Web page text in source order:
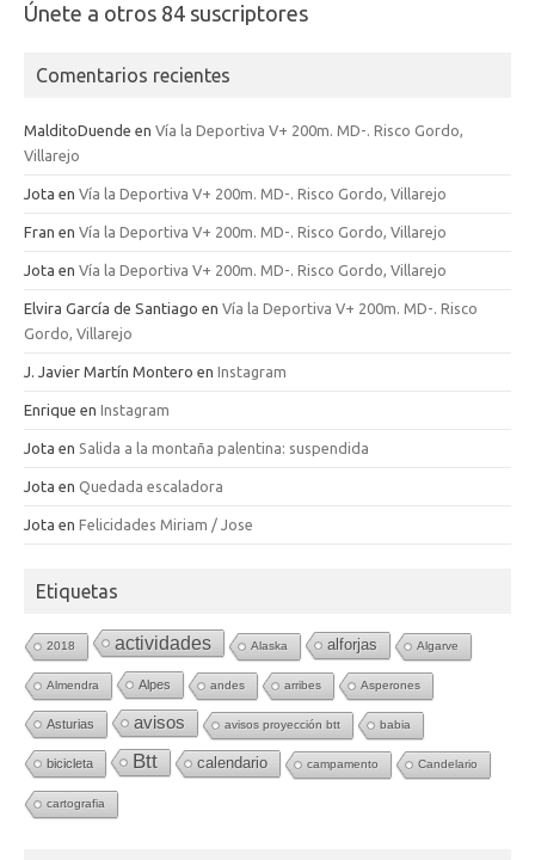
Únete a otros 84 suscriptores
Comentarios recientes
MalditoDuende en Vía la Deportiva V+ 200m. MD-. Risco Gordo,
Villarejo
Jota en Vía la Deportiva V+ 200m. MD-. Risco Gordo, Villarejo
Fran en Vía la Deportiva V+ 200m. MD-. Risco Gordo, Villarejo
Jota en Vía la Deportiva V+ 200m. MD-. Risco Gordo, Villarejo
Elvira García de Santiago en Vía la Deportiva V+ 200m. MD-. Risco
Gordo, Villarejo
J. Javier Martín Montero en Instagram
Enrique en Instagram
Jota en Salida a la montaña palentina: suspendida
Jota en Quedada escaladora
Jota en Felicidades Miriam / Jose
Etiquetas
2018 actividades Alaska alforjas Algarve
Almendra Alpes andes arribes Asperones
Asturias avisos avisos proyección btt babia
bicicleta Btt calendario campamento Candelario
cartografia